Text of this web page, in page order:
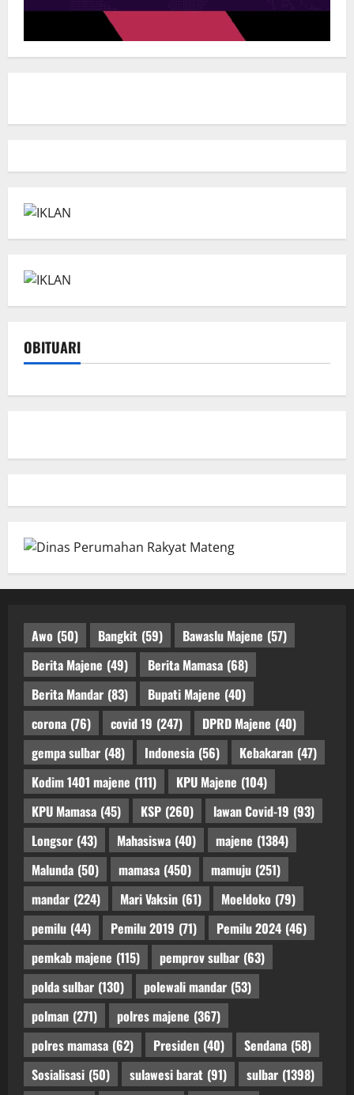
OBITUARI
Awo (50) Bangkit (59) Bawaslu Majene (57)
Berita Majene (49) Berita Mamasa (68)
Berita Mandar (83) Bupati Majene (40)
corona (76) covid 19 (247) DPRD Majene (40)
gempa sulbar (48) Indonesia (56) Kebakaran (47)
Kodim 1401 majene (111) KPU Majene (104)
KPU Mamasa (45) KSP (260) lawan Covid-19 (93)
Longsor (43) Mahasiswa (40) majene (1384)
Malunda (50) mamasa (450) mamuju (251)
mandar (224) Mari Vaksin (61) Moeldoko (79)
pemilu (44) Pemilu 2019 (71) Pemilu 2024 (46)
pemkab majene (115) pemprov sulbar (63)
polda sulbar (130) polewali mandar (53)
polman (271) polres majene (367)
polres mamasa (62) Presiden (40) Sendana (58)
Sosialisasi (50) sulawesi barat (91) sulbar (1398)